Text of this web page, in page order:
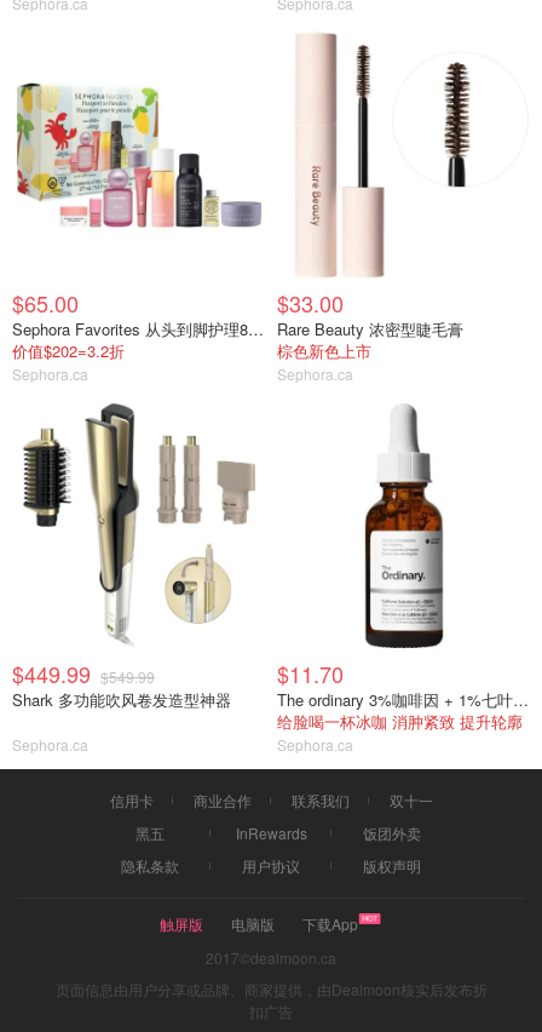
$65.00
Sephora Favorites 从头到脚护理8件套
价值$202=3.2折
Sephora.ca
$33.00
Rare Beauty 浓密型睫毛膏
棕色新色上市
Sephora.ca
$449.99 $549.99
Shark 多功能吹风卷发造型神器
Sephora.ca
$11.70
The ordinary 3%咖啡因 + 1%七叶树素面部精华
给脸喝一杯冰咖 消肿紧致 提升轮廓
Sephora.ca
信用卡 商业合作 联系我们
双十一
黑五
InRewards
饭团外卖
隐私条款
用户协议 版权声明
触屏版 电脑版
下载App
2017©dealmoon.ca
页面信息由用户分享或品牌、商家提供，由Dealmoon核实后发布折
扣广告